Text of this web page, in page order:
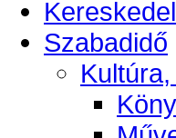
Szabadidő